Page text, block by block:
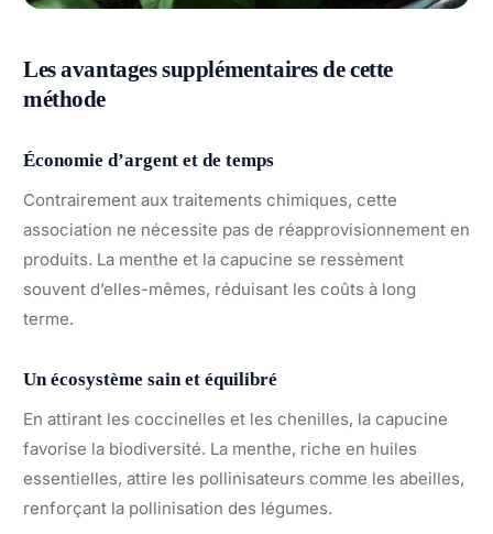
Les avantages supplémentaires de cette
méthode
Économie d’argent et de temps
Contrairement aux traitements chimiques, cette
association ne nécessite pas de réapprovisionnement en
produits. La menthe et la capucine se ressèment
souvent d’elles-mêmes, réduisant les coûts à long
terme.
Un écosystème sain et équilibré
En attirant les coccinelles et les chenilles, la capucine
favorise la biodiversité. La menthe, riche en huiles
essentielles, attire les pollinisateurs comme les abeilles,
renforçant la pollinisation des légumes.